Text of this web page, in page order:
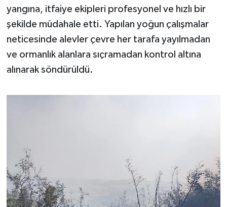
yangına, itfaiye ekipleri profesyonel ve hızlı bir
şekilde müdahale etti. Yapılan yoğun çalışmalar
neticesinde alevler çevre her tarafa yayılmadan
ve ormanlık alanlara sıçramadan kontrol altına
alınarak söndürüldü.
Resmi İlanlar
SAĞLIK
Savaştepe
SPOR
SÜRMANŞET